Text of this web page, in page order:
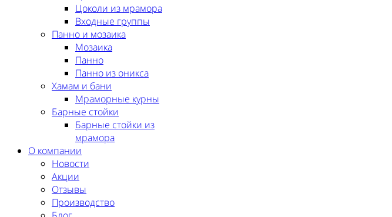
Цоколи из мрамора
Входные группы
Панно и мозаика
Мозаика
Панно
Панно из оникса
Хамам и бани
Мраморные курны
Барные стойки
Барные стойки из
мрамора
О компании
Новости
Акции
Отзывы
Производство